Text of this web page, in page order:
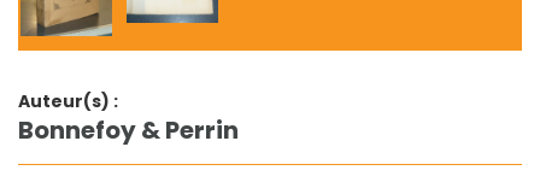
Auteur(s) :
Bonnefoy & Perrin